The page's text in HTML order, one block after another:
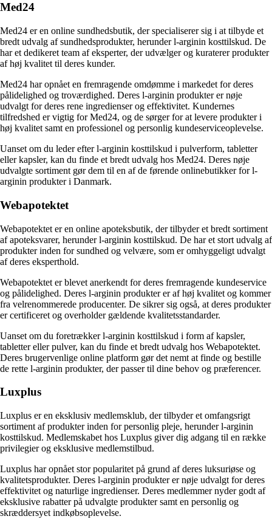
Med24
Med24 er en online sundhedsbutik, der specialiserer sig i at tilbyde et
bredt udvalg af sundhedsprodukter, herunder l-arginin kosttilskud. De
har et dedikeret team af eksperter, der udvælger og kuraterer produkter
af høj kvalitet til deres kunder.
Med24 har opnået en fremragende omdømme i markedet for deres
pålidelighed og troværdighed. Deres l-arginin produkter er nøje
udvalgt for deres rene ingredienser og effektivitet. Kundernes
tilfredshed er vigtig for Med24, og de sørger for at levere produkter i
høj kvalitet samt en professionel og personlig kundeserviceoplevelse.
Uanset om du leder efter l-arginin kosttilskud i pulverform, tabletter
eller kapsler, kan du finde et bredt udvalg hos Med24. Deres nøje
udvalgte sortiment gør dem til en af de førende onlinebutikker for l-
arginin produkter i Danmark.
Webapotektet
Webapotektet er en online apoteksbutik, der tilbyder et bredt sortiment
af apoteksvarer, herunder l-arginin kosttilskud. De har et stort udvalg af
produkter inden for sundhed og velvære, som er omhyggeligt udvalgt
af deres eksperthold.
Webapotektet er blevet anerkendt for deres fremragende kundeservice
og pålidelighed. Deres l-arginin produkter er af høj kvalitet og kommer
fra velrenommerede producenter. De sikrer sig også, at deres produkter
er certificeret og overholder gældende kvalitetsstandarder.
Uanset om du foretrækker l-arginin kosttilskud i form af kapsler,
tabletter eller pulver, kan du finde et bredt udvalg hos Webapotektet.
Deres brugervenlige online platform gør det nemt at finde og bestille
de rette l-arginin produkter, der passer til dine behov og præferencer.
Luxplus
Luxplus er en eksklusiv medlemsklub, der tilbyder et omfangsrigt
sortiment af produkter inden for personlig pleje, herunder l-arginin
kosttilskud. Medlemskabet hos Luxplus giver dig adgang til en række
privilegier og eksklusive medlemstilbud.
Luxplus har opnået stor popularitet på grund af deres luksuriøse og
kvalitetsprodukter. Deres l-arginin produkter er nøje udvalgt for deres
effektivitet og naturlige ingredienser. Deres medlemmer nyder godt af
eksklusive rabatter på udvalgte produkter samt en personlig og
skræddersyet indkøbsoplevelse.